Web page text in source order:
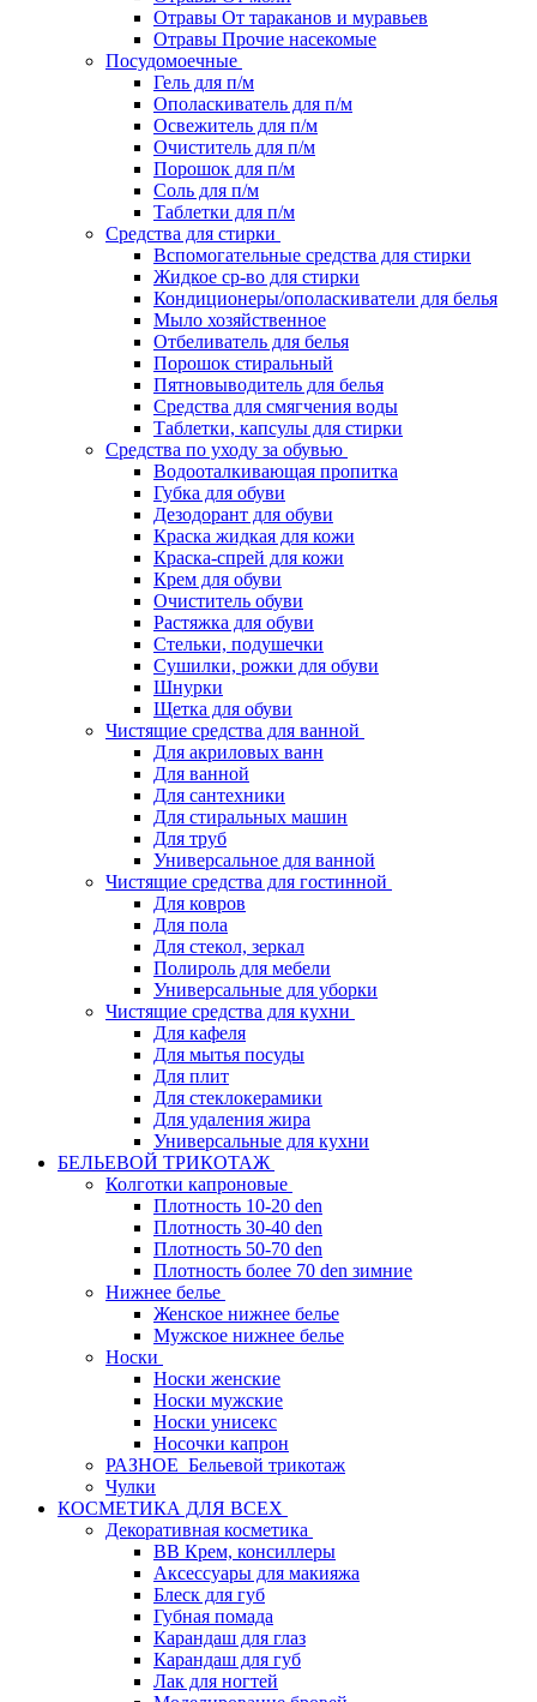
Отравы От тараканов и муравьев
Отравы Прочие насекомые
Посудомоечные
Гель для п/м
Ополаскиватель для п/м
Освежитель для п/м
Очиститель для п/м
Порошок для п/м
Соль для п/м
Таблетки для п/м
Средства для стирки
Вспомогательные средства для стирки
Жидкое ср-во для стирки
Кондиционеры/ополаскиватели для белья
Мыло хозяйственное
Отбеливатель для белья
Порошок стиральный
Пятновыводитель для белья
Средства для смягчения воды
Таблетки, капсулы для стирки
Средства по уходу за обувью
Водооталкивающая пропитка
Губка для обуви
Дезодорант для обуви
Краска жидкая для кожи
Краска-спрей для кожи
Крем для обуви
Очиститель обуви
Растяжка для обуви
Стельки, подушечки
Сушилки, рожки для обуви
Шнурки
Щетка для обуви
Чистящие средства для ванной
Для акриловых ванн
Для ванной
Для сантехники
Для стиральных машин
Для труб
Универсальное для ванной
Чистящие средства для гостинной
Для ковров
Для пола
Для стекол, зеркал
Полироль для мебели
Универсальные для уборки
Чистящие средства для кухни
Для кафеля
Для мытья посуды
Для плит
Для стеклокерамики
Для удаления жира
Универсальные для кухни
БЕЛЬЕВОЙ ТРИКОТАЖ
Колготки капроновые
Плотность 10-20 den
Плотность 30-40 den
Плотность 50-70 den
Плотность более 70 den зимние
Нижнее белье
Женское нижнее белье
Мужское нижнее белье
Носки
Носки женские
Носки мужские
Носки унисекс
Носочки капрон
РАЗНОЕ_Бельевой трикотаж
Чулки
КОСМЕТИКА ДЛЯ ВСЕХ
Декоративная косметика
BB Крем, консиллеры
Аксессуары для макияжа
Блеск для губ
Губная помада
Карандаш для глаз
Карандаш для губ
Лак для ногтей